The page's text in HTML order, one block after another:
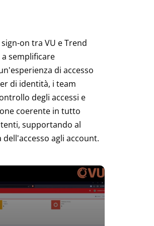
on tra VU e Trend
semplificare
di accesso
di identità, i team
degli accessi e
coerente in tutto
supportando al
agli account.